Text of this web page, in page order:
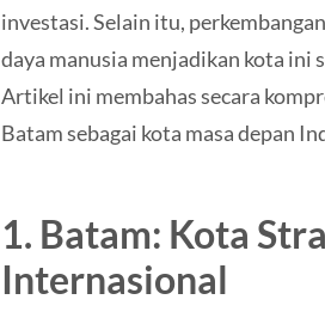
investasi. Selain itu,
daya manusia menjadikan kota ini
Artikel ini membahas secara
Batam sebagai kota masa depan
1. Batam: Kota
Internasional